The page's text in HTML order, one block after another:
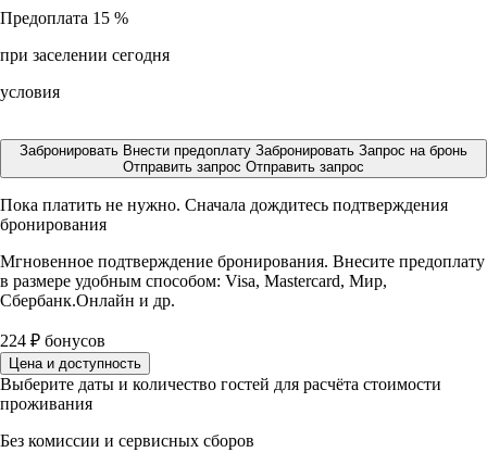
Предоплата 15 %
при заселении сегодня
условия
Забронировать Внести предоплату Забронировать Запрос на бронь
Отправить запрос Отправить запрос
Пока платить не нужно. Сначала дождитесь подтверждения
бронирования
Мгновенное подтверждение бронирования. Внесите предоплату
в размере удобным способом: Visa, Mastercard, Мир,
Сбербанк.Онлайн и др.
224 ₽ бонусов
Цена и доступность
Выберите даты и количество гостей для расчёта стоимости
проживания
Без комиссии и сервисных сборов